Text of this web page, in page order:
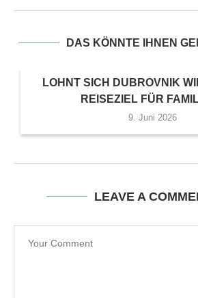
DAS KÖNNTE IHNEN
LOHNT SICH DUBROVNIK
REISEZIEL FÜR
9. Juni 2026
LEAVE A